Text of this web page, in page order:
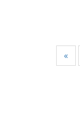
«